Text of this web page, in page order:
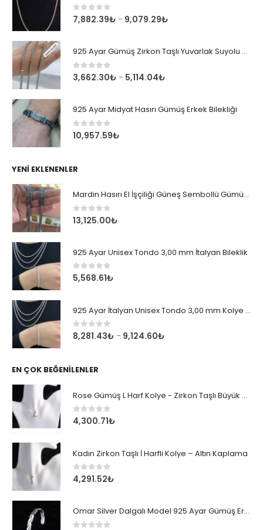
0 out of 5
7,882.39₺ – 9,079.29₺
925 Ayar Gümüş Zirkon Taşlı Yuvarlak Suyolu Bileklik
0 out of 5
3,662.30₺ – 5,114.04₺
925 Ayar Midyat Hasırı Gümüş Erkek Bilekliği
0out of 5
10,957.59₺
YENI EKLENENLER
Mardin Hasırı El İşçiliği Güneş Sembollü Gümüş Erkek Bileklik
0out of 5
13,125.00₺
925 Ayar Unisex Tondo 3,00 mm İtalyan Bileklik
0 out of 5
5,568.61₺
925 Ayar İtalyan Unisex Tondo 3,00 mm Kolye Zincir
0 out of 5
8,281.43₺ – 9,124.60₺
EN ÇOK BEĞENILENLER
Rose Gümüş L Harf Kolye - Zirkon Taşlı Büyük Boy Kadın Kolyesi
0 out of 5
4,300.71₺
Kadın Zirkon Taşlı İ Harfli Kolye – Altın Kaplama
0 out of 5
4,291.52₺
Omar Silver Dalgalı Model 925 Ayar Gümüş Erkek Bileklik